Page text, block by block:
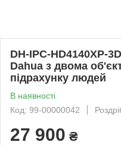
DH-IPC-HD4140XP-
Dahua з двома
підрахунку людей
В наявності
Код: 99-00000042
27 900 ₴